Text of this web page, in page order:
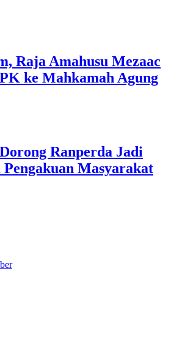
Raja Amahusu Mezaac
ke Mahkamah Agung
Ranperda Jadi
Masyarakat